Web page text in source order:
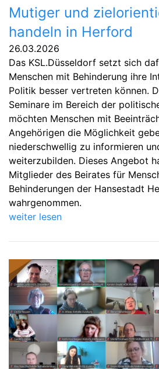
Mutiger und
handeln in Herford
26.03.2026
Das KSL.Düsseldorf setzt sich
Menschen mit Behinderung ihre
Politik besser vertreten können.
Seminare im Bereich der
möchten Menschen mit
Angehörigen die Möglichkeit
niederschwellig zu informieren
weiterzubilden. Dieses Angebot
Mitglieder des Beirates für
Behinderungen der Hansestadt
wahrgenommen.
weiter lesen